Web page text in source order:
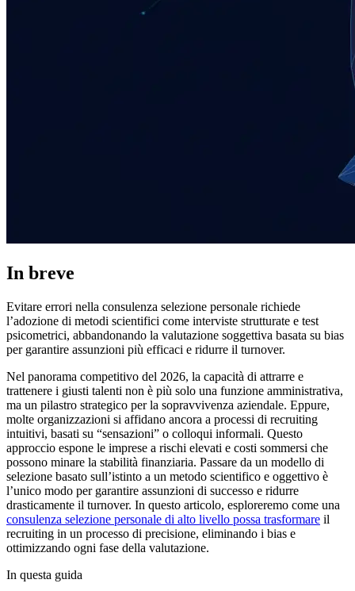
In breve
Evitare errori nella consulenza selezione personale richiede
l’adozione di metodi scientifici come interviste strutturate e test
psicometrici, abbandonando la valutazione soggettiva basata su bias
per garantire assunzioni più efficaci e ridurre il turnover.
Nel panorama competitivo del 2026, la capacità di attrarre e
trattenere i giusti talenti non è più solo una funzione amministrativa,
ma un pilastro strategico per la sopravvivenza aziendale. Eppure,
molte organizzazioni si affidano ancora a processi di recruiting
intuitivi, basati su “sensazioni” o colloqui informali. Questo
approccio espone le imprese a rischi elevati e costi sommersi che
possono minare la stabilità finanziaria. Passare da un modello di
selezione basato sull’istinto a un metodo scientifico e oggettivo è
l’unico modo per garantire assunzioni di successo e ridurre
drasticamente il turnover. In questo articolo, esploreremo come una
consulenza selezione personale di alto livello possa trasformare il
recruiting in un processo di precisione, eliminando i bias e
ottimizzando ogni fase della valutazione.
In questa guida